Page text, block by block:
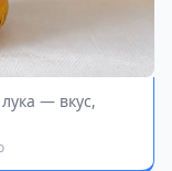
— вкус,